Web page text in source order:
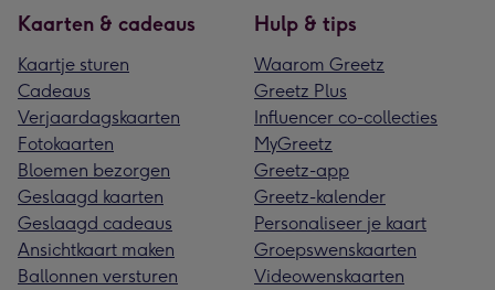
Kaarten & cadeaus
Kaartje sturen
Cadeaus
Verjaardagskaarten
Fotokaarten
Bloemen bezorgen
Geslaagd kaarten
Geslaagd cadeaus
Ansichtkaart maken
Ballonnen versturen
Hulp & tips
Waarom Greetz
Greetz Plus
Influencer co-collecties
MyGreetz
Greetz-app
Greetz-kalender
Personaliseer je kaart
Groepswenskaarten
Videowenskaarten